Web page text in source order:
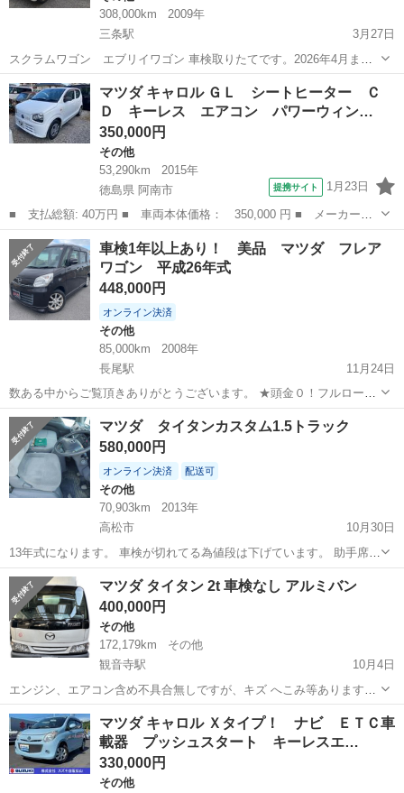
308,000km
2009年
三条駅
3月27日
スクラムワゴン エブリイワゴン 車検取りたてです。2026年4月まで
フルオートエアコン、両側パワースライドドア、パワーウインド、集
中ドアロック、エクリプスナビTV、ETC、格納ミラー、純正アルミホ
イール、リモコンキー1本...
香川 高松市 三条駅 マツダスクラム
マツダ キャロル ＧＬ シートヒーター Ｃ
Ｄ キーレス エアコン パワーウィン…
350,000円
その他
53,290km
2015年
徳島県 阿南市
提携サイト 1月23日
■ 支払総額: 40万円 ■ 車両本体価格： 350,000 円 ■ メーカー
名： マツダ ■ 車種名： キャロル ■ グレード名： ＧＬ シー
トヒーター ＣＤ キーレス エアコン パワーウィンドウ アクセ
ル踏み間違い防止...
徳島 阿南市 その他
車検1年以上あり！ 美品 マツダ フレア
ワゴン 平成26年式
448,000円
オンライン決済
その他
85,000km
2008年
長尾駅
11月24日
数ある中からご覧頂きありがとうございます。 ★頭金０！フルローン
大歓迎！ ★遠方からのお客様にもご対応！ ★年中無休にてお客様へ迅
速なご対応！ お車の詳細、プロフィールの紹介文をご確認の上、ご質
問頂けましたら幸いです。 ...
香川 さぬき市 長尾駅 その他 車両
マツダ タイタンカスタム1.5トラック
580,000円
オンライン決済 配送可
その他
70,903km
2013年
高松市
10月30日
13年式になります。 車検が切れてる為値段は下げています。 助手席ウ
ィンドウガラスのスイッチが壊れているため交換が必要です。 装備品
ETC ドライブレコーダー 貨物シート キーレス&キー ディーゼル、MT
車 走行距離70...
香川 高松市 その他 タイタン
マツダ タイタン 2t 車検なし アルミバン
400,000円
その他
172,179km
その他
観音寺駅
10月4日
エンジン、エアコン含め不具合無しですが、キズ へこみ等あります。
現車確認対応させて頂きます。 H14年式 KK-WHR5T 使用車種規制
(NOx PM)適合。 MT ディーゼル 外側H2000 X 3200 X 18...
香川 観音寺市 観音寺駅 その他 タイタン
マツダ キャロル Ｘタイプ！ ナビ ＥＴＣ車
載器 プッシュスタート キーレスエ…
330,000円
その他